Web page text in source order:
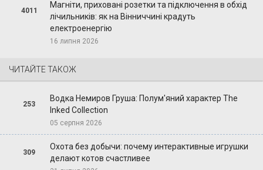
4011
Магніти, приховані розетки та підключення в обхід
лічильників: як на Вінниччині крадуть
електроенергію
16 липня 2026
ЧИТАЙТЕ ТАКОЖ
253
Водка Немиров Груша: Полум'яний характер The
Inked Collection
05 серпня 2026
309
Охота без добычи: почему интерактивные игрушки
делают котов счастливее